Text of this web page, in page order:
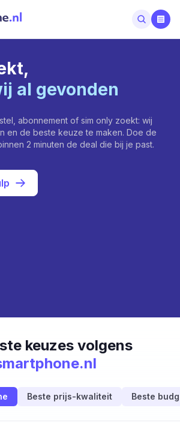
al gevonden
abonnement of sim only zoekt: wij
en de beste keuze te maken. Doe de
2 minuten de deal die bij je past.
keuzes volgens
Beste prijs-kwaliteit Beste